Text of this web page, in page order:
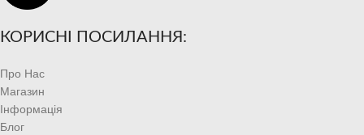
КОРИСНІ ПОСИЛАННЯ:
Про Нас
Магазин
Інформація
Блог